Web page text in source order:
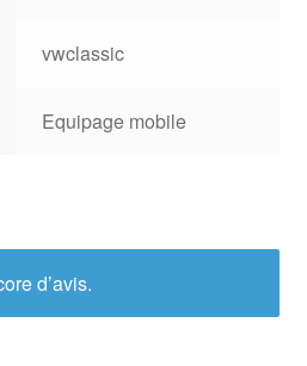
vwclassic
Equipage mobile
d’avis.